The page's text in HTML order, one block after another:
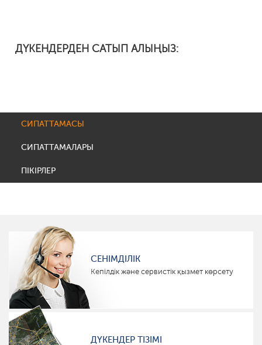
ДҮКЕНДЕРДЕН САТЫП АЛЫҢЫЗ:
СИПАТТАМАСЫ
СИПАТТАМАЛАРЫ
ПІКІРЛЕР
СЕНІМДІЛІК
Кепілдік және сервистік қызмет көрсету
ДҮКЕНДЕР ТІЗІМІ